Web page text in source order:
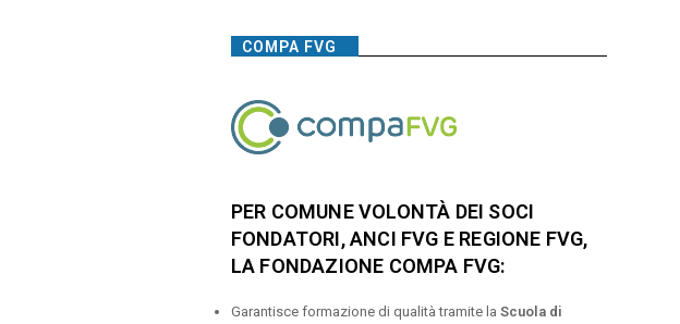
COMPA FVG
PER COMUNE VOLONTÀ DEI SOCI
FONDATORI, ANCI FVG E REGIONE FVG,
LA FONDAZIONE COMPA FVG:
Garantisce formazione di qualità tramite la Scuola di